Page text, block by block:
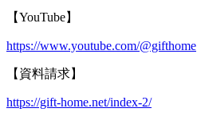
【YouTube】
https://www.youtube.com/@gifthome
【資料請求】
https://gift-home.net/index-2/